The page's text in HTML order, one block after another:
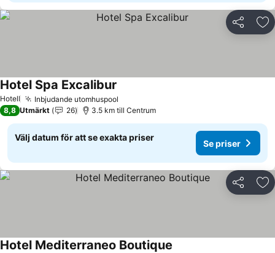
Dela
Hotell Inbjudande utomhuspool
Hotel Spa Excalibur
8,8 Utmärkt 26 3.5 km till Centrum
Välj datum för att se exakta priser
Se priser
Dela
Hotel Mediterraneo Boutique